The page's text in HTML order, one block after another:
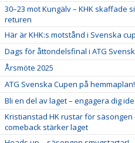
30–23 mot Kungälv – KHK skaffade
returen
Här är KHK:s motstånd i Svenska
Dags för åttondelsfinal i ATG
Årsmöte 2025
ATG Svenska Cupen på hemmaplan!
Bli en del av laget – engagera dig
Kristianstad HK rustar för
comeback stärker laget